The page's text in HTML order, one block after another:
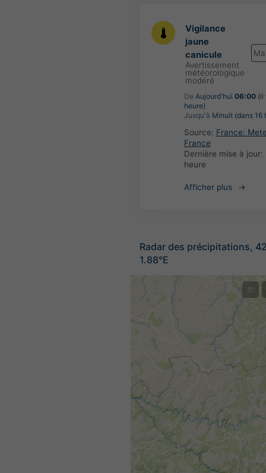
Vigilance
jaune
canicule
Avertissement
météorologique
modéré
De Aujourd'hui 06:00 (il
heure)
Jusqu'à Minuit (dans 16
Source: France:
France
Dernière mise à jour:
heure
Afficher plus
Radar des précipitations,
1.88°E
©